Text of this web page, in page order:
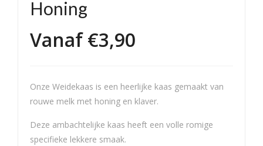
ege
Honing
Vanaf€3,90
Onze Weidekaas is een heerlijke kaas gemaakt van
rouwe melk met honing en klaver.
Deze ambachtelijke kaas heeft een volle romige
specifieke lekkere smaak.